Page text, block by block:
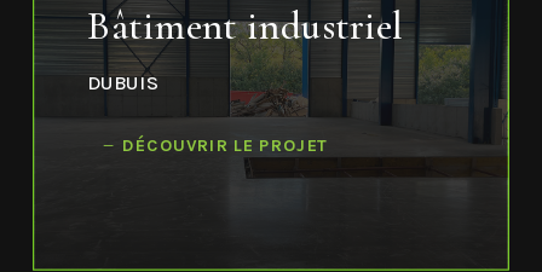
Bâtiment industriel
DUBUIS
DÉCOUVRIR LE PROJET